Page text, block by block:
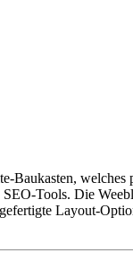
Baukasten,
Tools. Die
Layout-